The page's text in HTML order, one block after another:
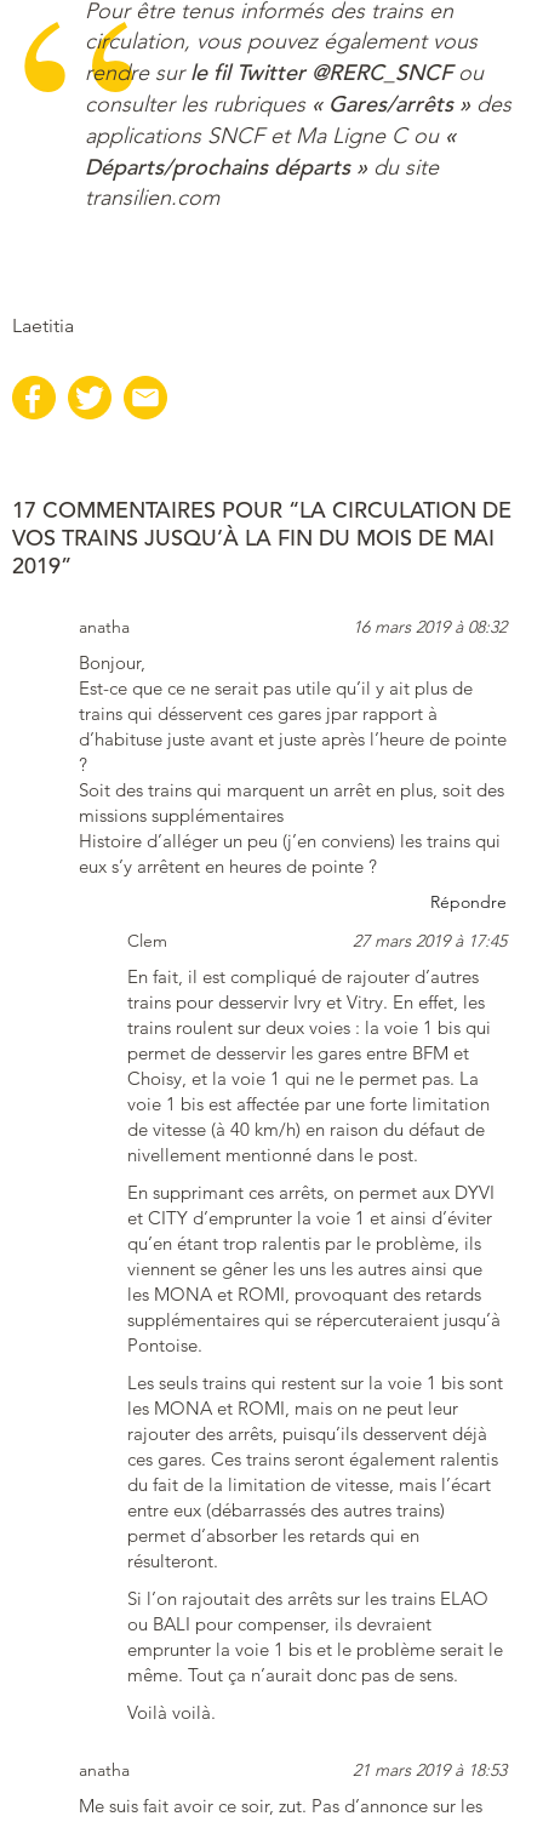
Pour être tenus informés des trains en
circulation, vous pouvez également vous
rendre surle fil Twitter @RERC_SNCFou
consulter les rubriques « Gares/arrêts » des
applications SNCF et Ma Ligne C ou «
Départs/prochains départs » du site
transilien.com
Laetitia
17 COMMENTAIRES POUR “LA CIRCULATION DE
VOS TRAINS JUSQU’À LA FIN DU MOIS DE MAI
2019”
anatha 16 mars 2019 à 08:32
Bonjour,
Est-ce que ce ne serait pas utile qu’il y ait plus de
trains qui désservent ces gares jpar rapport à
d’habituse juste avant et juste après l’heure de pointe
?
Soit des trains qui marquent un arrêt en plus, soit des
missions supplémentaires
Histoire d’alléger un peu (j’en conviens) les trains qui
eux s’y arrêtent en heures de pointe ?
Répondre
Clem
27 mars 2019 à 17:45
En fait, il est compliqué de rajouter d’autres
trains pour desservir Ivry et Vitry. En effet, les
trains roulent sur deux voies : la voie 1 bis qui
permet de desservir les gares entre BFM et
Choisy, et la voie 1 qui ne le permet pas. La
voie 1 bis est affectée par une forte limitation
de vitesse (à 40 km/h) en raison du défaut de
nivellement mentionné dans le post.
En supprimant ces arrêts, on permet aux DYVI
et CITY d’emprunter la voie 1 et ainsi d’éviter
qu’en étant trop ralentis par le problème, ils
viennent se gêner les uns les autres ainsi que
les MONA et ROMI, provoquant des retards
supplémentaires qui se répercuteraient jusqu’à
Pontoise.
Les seuls trains qui restent sur la voie 1 bis sont
les MONA et ROMI, mais on ne peut leur
rajouter des arrêts, puisqu’ils desservent déjà
ces gares. Ces trains seront également ralentis
du fait de la limitation de vitesse, mais l’écart
entre eux (débarrassés des autres trains)
permet d’absorber les retards qui en
résulteront.
Si l’on rajoutait des arrêts sur les trains ELAO
ou BALI pour compenser, ils devraient
emprunter la voie 1 bis et le problème serait le
même. Tout ça n’aurait donc pas de sens.
Voilà voilà.
anatha 21 mars 2019 à 18:53
Me suis fait avoir ce soir, zut. Pas d’annonce sur les